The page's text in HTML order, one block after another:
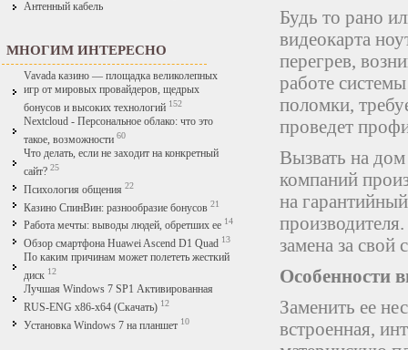
Антенный кабель
МНОГИМ ИНТЕРЕСНО
Vavada казино — площадка великолепных
игр от мировых провайдеров, щедрых
бонусов и высоких технологий 152
Nextcloud - Персональное облако: что это
такое, возможности 60
Что делать, если не заходит на конкретный
сайт? 25
Психология общения 22
Казино СпинВин: разнообразие бонусов 21
Работа мечты: выводы людей, обретших ее 14
Обзор смартфона Huawei Ascend D1 Quad 13
По каким причинам может полететь жесткий
диск 12
Лучшая Windows 7 SP1 Активированная
RUS-ENG x86-x64 (Скачать) 12
Установка Windows 7 на планшет 10
Будь то рано
видеокарта
перегрев,
работе
поломки,
проведет
Вызвать на
компаний
на
замена за свой
Особенности
Заменить ее
встроенная,